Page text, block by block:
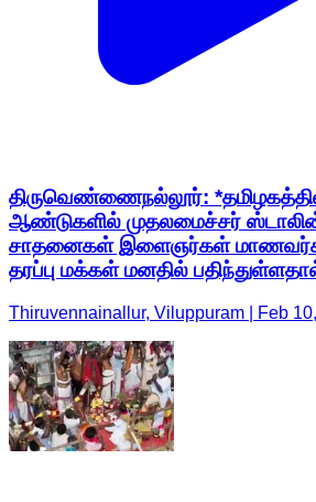
திருவெண்ணைநல்லூர்:
ஆண்டுகளில் முதலமைச்சர்
சாதனைகள் இளைஞர்கள்
தரப்பு மக்கள் மனதில்
Thiruvennainallur, Viluppuram | Feb